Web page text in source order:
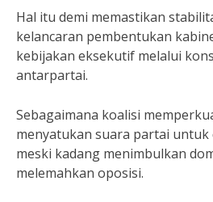
Hal itu demi memastikan
kelancaran pembentukan
kebijakan eksekutif melalui
antarpartai.
Sebagaimana koalisi
menyatukan suara partai untuk
meski kadang menimbulkan
melemahkan oposisi.